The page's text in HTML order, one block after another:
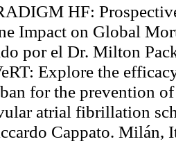
HF:
Impact on Global
por el Dr. Milton
Explore the
for the prevention
atrial fibrillation
Cappato. Milán,